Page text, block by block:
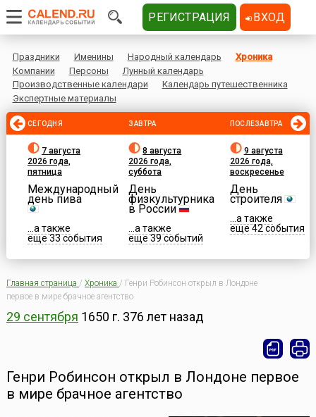
Праздники Именины Народный календарь
Хроника
Компании
Персоны
Лунный календарь
Производственные календари
Календарь путешественника
Экспертные материалы
СЕГОДНЯ
7 августа
2026 года,
пятница
Международный
день пива
...а также
еще 33 события
ЗАВТРА
8 августа
2026 года,
суббота
День
физкультурника
в России
...а также
еще 39 событий
ПОСЛЕЗАВТРА
9 августа
2026 года,
воскресенье
День
строителя
...а также
еще 42 события
Главная страница / Хроника / Генри Робинсон открыл в Лондоне
первое в мире брачное агентство
29 сентября 1650 г. 376 лет назад
Генри Робинсон открыл в Лондоне первое
в мире брачное агентство
РЕГИСТРАЦИЯ ВХОД